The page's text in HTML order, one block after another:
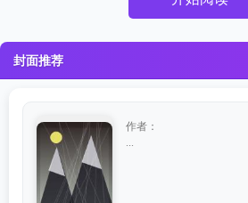
封面推荐
作者：